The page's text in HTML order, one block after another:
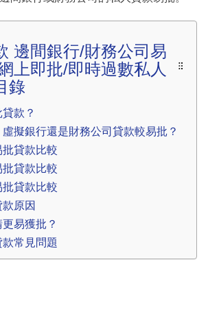
邊間銀行/財務公司易
上即批/即時過數私人
錄
款？
擬銀行還是財務公司貸款較易批？
貸款比較
貸款比較
貸款比較
原因
易獲批？
常見問題